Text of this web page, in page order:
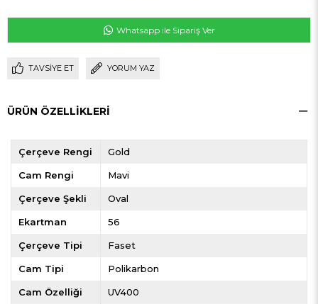
Whatsapp ile Sipariş Ver
TAVSIYE ET YORUM YAZ
ÜRÜN ÖZELLIKLERI
Çerçeve Rengi Gold
Cam Rengi Mavi
Çerçeve Şekli Oval
Ekartman 56
Çerçeve Tipi Faset
Cam Tipi Polikarbon
Cam Özelliği UV400